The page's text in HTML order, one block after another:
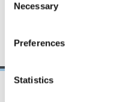
Selection
Necessary
Preferences
Statistics